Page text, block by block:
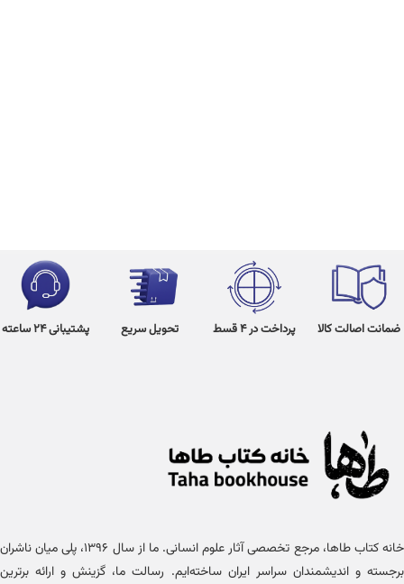
ضمانت اصالت کالا پرداخت در 4 قسط تحویل سریع پشتیبانی 24 ساعته
خانه کتاب طاها، مرجع تخصصی آثار علوم انسانی. ما از سال ۱۳۹۶، پلی میان ناشران
برجسته و اندیشمندان سراسر ایران ساخته‌ایم. رسالت ما، گزینش و ارائه برترین